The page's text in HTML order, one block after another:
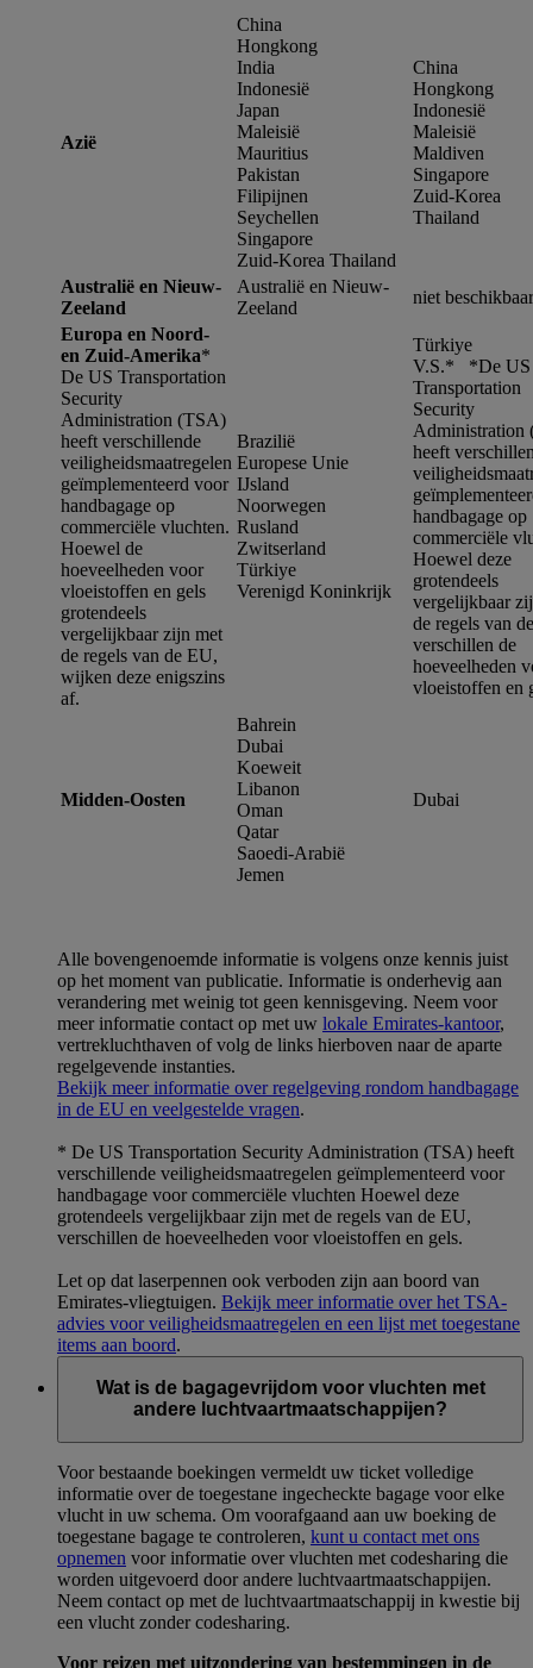
Azië
China
Hongkong
India
Indonesië
Japan
Maleisië
Mauritius
Pakistan
Filipijnen
Seychellen
Singapore
Zuid-Korea Thailand
China
Hongkong
Indonesië
Maleisië
Maldiven
Singapore
Zuid-Korea
Thailand
Australië en Nieuw-
Zeeland
Australië en Nieuw-
Zeeland
niet beschikbaar
Europa en Noord-
en Zuid-Amerika*
De US Transportation
Security
Administration (TSA)
heeft verschillende
veiligheidsmaatregelen
geïmplementeerd voor
handbagage op
commerciële vluchten.
Hoewel de
hoeveelheden voor
vloeistoffen en gels
grotendeels
vergelijkbaar zijn met
de regels van de EU,
wijken deze enigszins
af.
Brazilië
Europese Unie
IJsland
Noorwegen
Rusland
Zwitserland
Türkiye
Verenigd Koninkrijk
Türkiye
V.S.* *De US
Transportation
Security
Administration
heeft
handbagage op
commerciële
Hoewel deze
grotendeels
vergelijkbaar
de regels van
verschillen de
hoeveelheden
vloeistoffen en
Midden-Oosten
Bahrein
Dubai
Koeweit
Libanon
Oman
Qatar
Saoedi-Arabië
Jemen
Dubai
Alle bovengenoemde informatie is volgens onze kennis juist
op het moment van publicatie. Informatie is onderhevig aan
verandering met weinig tot geen kennisgeving. Neem voor
meer informatie contact op met uw lokale Emirates-kantoor,
vertrekluchthaven of volg de links hierboven naar de aparte
regelgevende instanties.
Bekijk meer informatie over regelgeving rondom handbagage
in de EU en veelgestelde vragen.
* De US Transportation Security Administration (TSA) heeft
verschillende veiligheidsmaatregelen geïmplementeerd voor
handbagage voor commerciële vluchten Hoewel deze
grotendeels vergelijkbaar zijn met de regels van de EU,
verschillen de hoeveelheden voor vloeistoffen en gels.
Let op dat laserpennen ook verboden zijn aan boord van
Emirates-vliegtuigen. Bekijk meer informatie over het TSA-
advies voor veiligheidsmaatregelen en een lijst met toegestane
items aan boord.
Wat is de bagagevrijdom voor vluchten met
andere luchtvaartmaatschappijen?
Voor bestaande boekingen vermeldt uw ticket volledige
informatie over de toegestane ingecheckte bagage voor elke
vlucht in uw schema. Om voorafgaand aan uw boeking de
toegestane bagage te controleren, kunt u contact met ons
opnemen voor informatie over vluchten met codesharing die
worden uitgevoerd door andere luchtvaartmaatschappijen.
Neem contact op met de luchtvaartmaatschappij in kwestie bij
een vlucht zonder codesharing.
Voor reizen met uitzondering van bestemmingen in de